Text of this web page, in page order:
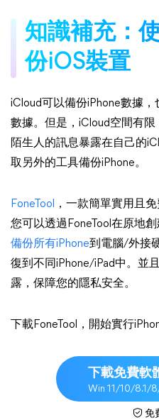
知識補充：
份iOS裝置
iCloud可以備份iPhone數據
數據。但是，iCloud空間有
陌生人的訊息暴露在自己的
取另外的工具備份iPhone。
FoneTool
，一款簡單實用且
您可以透過FoneTool在原地
備份所有iPhone到電腦/外接
復到不同iPhone/iPad中。並
露，保障您的隱私安全。
下載FoneTool，開始實行
下載免費軟
Win 11/10/8.1/
免